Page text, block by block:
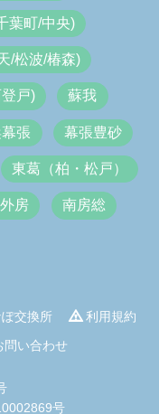
葉町/中央)
/松波/椿森)
戸) 蘇我
張 幕張豊砂
東葛（柏・松戸）
房 南房総
交換所
利用規約
問い合わせ
号